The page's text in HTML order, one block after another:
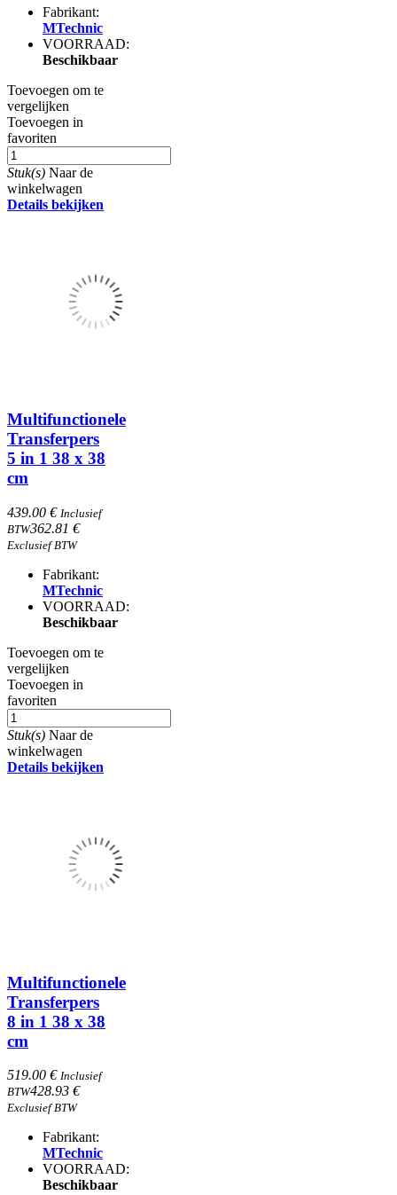
Fabrikant:
MTechnic
VOORRAAD:
Beschikbaar
Toevoegen om te
vergelijken
Toevoegen in
favoriten
Stuk(s) Naar de
winkelwagen
Details bekijken
Multifunctionele
Transferpers
5 in 1 38 x 38
cm
439.00 € Inclusief
BTW362.81 €
Exclusief BTW
Fabrikant:
MTechnic
VOORRAAD:
Beschikbaar
Toevoegen om te
vergelijken
Toevoegen in
favoriten
Stuk(s) Naar de
winkelwagen
Details bekijken
Multifunctionele
Transferpers
8 in 1 38 x 38
cm
519.00 € Inclusief
BTW428.93 €
Exclusief BTW
Fabrikant:
MTechnic
VOORRAAD:
Beschikbaar